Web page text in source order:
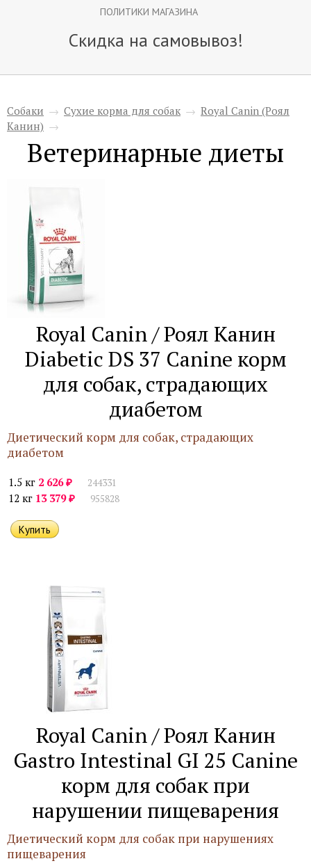
ПОЛИТИКИ МАГАЗИНА
Скидка на самовывоз!
Собаки → Сухие корма для собак → Royal Canin (Роял
Канин) →
Ветеринарные диеты
Royal Canin / Роял Канин
Diabetic DS 37 Canine корм
для собак, страдающих
диабетом
Диетический корм для собак, страдающих
диабетом
1.5 кг 2 626₽ 244331
12 кг 13 379₽ 955828
Royal Canin / Роял Канин
Gastro Intestinal GI 25 Canine
корм для собак при
нарушении пищеварения
Диетический корм для собак при нарушениях
пищеварения